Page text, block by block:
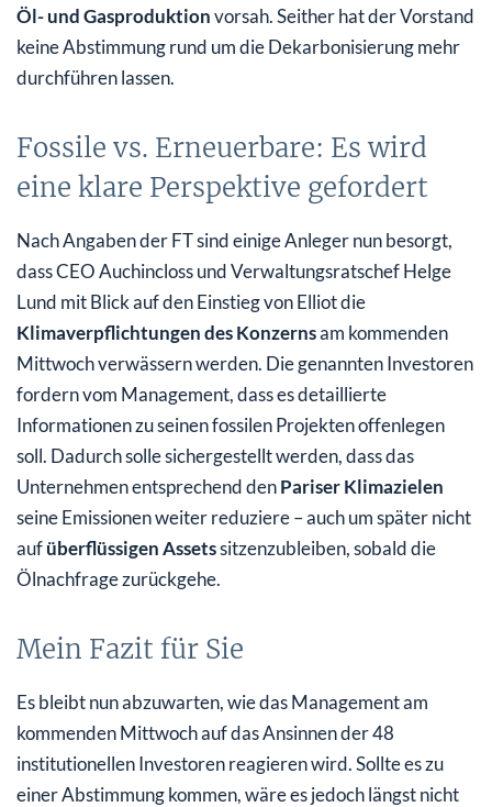
Öl- und Gasproduktionvorsah. Seither hat der Vorstand
keine Abstimmung rund um die Dekarbonisierung mehr
durchführen lassen.
Fossile vs. Erneuerbare: Es wird
eine klare Perspektive gefordert
Nach Angaben der FT sind einige Anleger nun besorgt,
dass CEO Auchincloss und Verwaltungsratschef Helge
Lund mit Blick auf den Einstieg von Elliot die
Klimaverpflichtungen des Konzernsam kommenden
Mittwoch verwässern werden. Die genannten Investoren
fordern vom Management, dass es detaillierte
Informationen zu seinen fossilen Projekten offenlegen
soll. Dadurch solle sichergestellt werden, dass das
Unternehmen entsprechend denPariser Klimazielen
seine Emissionen weiter reduziere – auch um später nicht
aufüberflüssigen Assetssitzenzubleiben, sobald die
Ölnachfrage zurückgehe.
Mein Fazit für Sie
Es bleibt nun abzuwarten, wie das Management am
kommenden Mittwoch auf das Ansinnen der 48
institutionellen Investoren reagieren wird. Sollte es zu
einer Abstimmung kommen, wäre es jedoch längst nicht